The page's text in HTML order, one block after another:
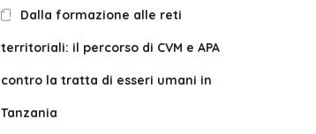
Dalla formazione alle reti
territoriali: il percorso di CVM e APA
contro la tratta di esseri umani in
Tanzania